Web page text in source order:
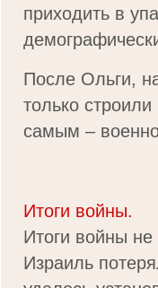
приходить в
После Ольги,
только
самым –
Итоги войны.
Итоги войны не
Израиль